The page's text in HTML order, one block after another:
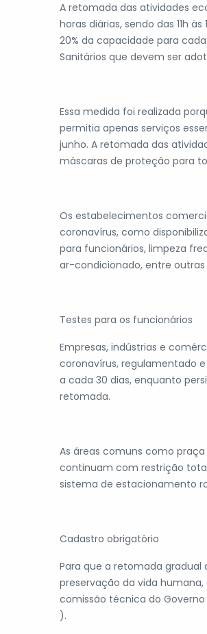
A retomada das atividades
horas diárias, sendo das 11h
20% da capacidade para
Sanitários que devem ser
Essa medida foi realizada
permitia apenas serviços
junho. A retomada das
máscaras de proteção para
Os estabelecimentos
coronavírus, como
para funcionários, limpeza
ar-condicionado, entre outras
Testes para os funcionários
Empresas, indústrias e
coronavírus, regulamentado e
a cada 30 dias, enquanto
retomada.
As áreas comuns como
continuam com restrição
sistema de estacionamento
Cadastro obrigatório
Para que a retomada gradual
preservação da vida
comissão técnica do Governo
).